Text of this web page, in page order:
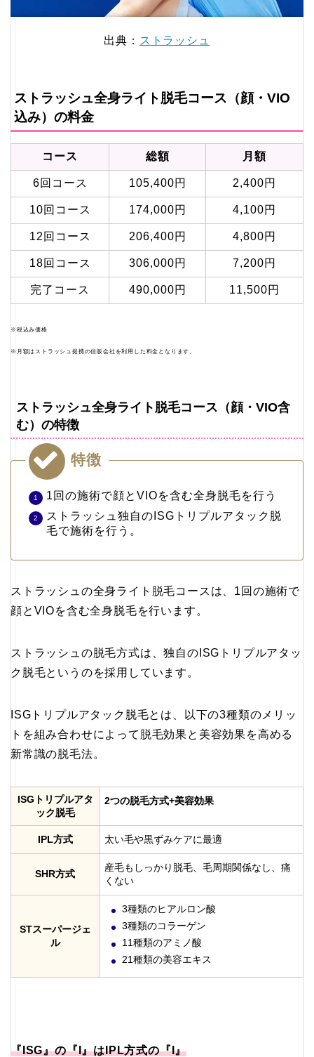
出典： ストラッシュ
ストラッシュ全身ライト脱毛コース（顔・VIO
込み）の料金
コース 総額 月額
6回コース 105,400円 2,400円
10回コース 174,000円 4,100円
12回コース 206,400円 4,800円
18回コース 306,000円 7,200円
完了コース 490,000円 11,500円
※税込み価格
※月額はストラッシュ提携の信販会社を利用した料金となります。
ストラッシュ全身ライト脱毛コース（顔・VIO含
む）の特徴
特徴
1回の施術で顔とVIOを含む全身脱毛を行う
ストラッシュ独自のISGトリプルアタック脱
毛で施術を行う。
ストラッシュの全身ライト脱毛コースは、1回の施術で
顔とVIOを含む全身脱毛を行います。
ストラッシュの脱毛方式は、独自のISGトリプルアタッ
ク脱毛というのを採用しています。
ISGトリプルアタック脱毛とは、以下の3種類のメリッ
トを組み合わせによって脱毛効果と美容効果を高める
新常識の脱毛法。
ISGトリプルアタ
ック脱毛
2つの脱毛方式+美容効果
IPL方式 太い毛や黒ずみケアに最適
SHR方式
産毛もしっかり脱毛、毛周期関係なし、痛
くない
STスーパージェ
ル
3種類のヒアルロン酸
3種類のコラーゲン
11種類のアミノ酸
21種類の美容エキス
『ISG』の『I』はIPL方式の『I』